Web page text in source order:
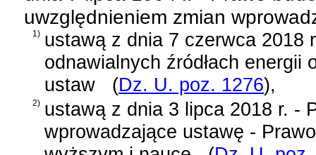
uwzględnieniem zmian
1) ustawą z dnia 7 czerwca 2018
odnawialnych źródłach energii
ustaw
(Dz. U. poz. 1276),
2) ustawą z dnia 3 lipca 2018 r. -
wprowadzające ustawę -